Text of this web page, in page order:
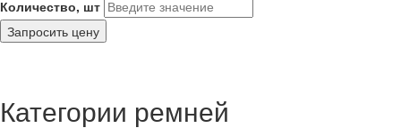
Количество, шт
Запросить цену
Категории ремней